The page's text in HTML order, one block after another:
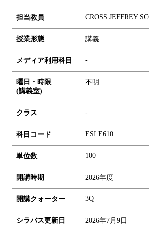
担当教員 CROSS JEFFREY
授業形態 講義
メディア利用科目 -
曜日・時限
(講義室)
不明
クラス -
科目コード ESI.E610
単位数 100
開講時期 2026年度
開講クォーター 3Q
シラバス更新日 2026年7月9日